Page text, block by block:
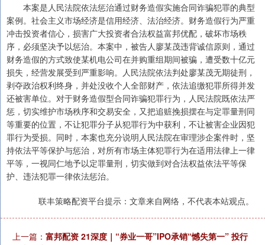
本案是人民法院依法惩治通过财务造假实施合同诈骗犯罪的典型
案例。社会主义市场经济是信用经济、法治经济。财务造假行为严重
冲击投资者信心，损害广大投资者合法权益富邦优配，破坏市场秩
序，必须坚决予以惩治。本案中，被告人廖某茂违背诚信原则，通过
财务造假的方式致使某机电公司在并购重组期间被骗，遭受数十亿元
损失，经营发展受到严重影响。人民法院依法判处廖某茂无期徒刑，
剥夺政治权利终身，并处没收个人全部财产，依法追缴犯罪所得并发
还被害单位。对于财务造假型合同诈骗犯罪行为，人民法院既依法严
惩，切实维护市场秩序和交易安全，又把追赃挽损摆在与定罪量刑同
等重要的位置，不让犯罪分子从犯罪行为中获利，不让被害企业因犯
罪行为受损。同时，本案也充分说明人民法院在审理涉企案件时，坚
持依法平等保护与惩治，对所有市场主体犯罪行为在适用法律上一律
平等，一视同仁地予以定罪量刑，切实做到对合法权益依法平等保
护、违法犯罪一律依法惩治。
联丰策略配资平台提示：文章来自网络，不代表本站观点。
上一篇： 富邦配资 21深度｜“券业一哥”IPO承销“憾失第一” 投行